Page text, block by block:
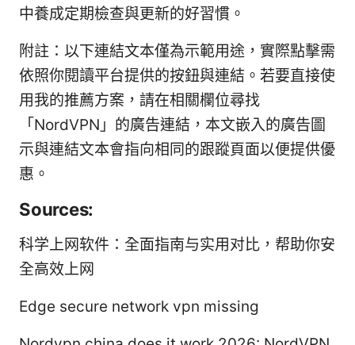
中養成定期檢查與更新的好習慣。
附註：以下連結文本僅為示範用途，實際點擊需
依照你閱讀平台提供的按鈕與連結。若要直接使
用我的推薦方案，請在相關欄位尋找
「NordVPN」的廣告連結，本文嵌入的廣告圖
示與連結文本會指向相同的跟蹤頁面以便提供優
惠。
Sources:
科学上网软件：全面指南与实用对比，帮助你安
全高效上网
Edge secure network vpn missing